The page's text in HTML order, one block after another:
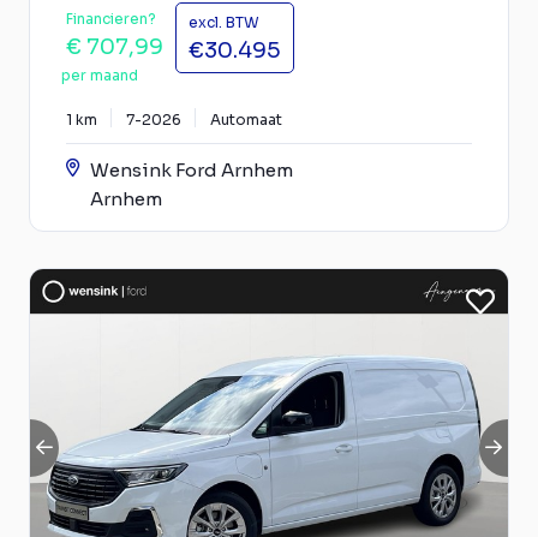
Financieren?
€ 707,99
per maand
excl. BTW
€30.495
1 km 7-2026 Automaat
Wensink Ford Arnhem
Arnhem